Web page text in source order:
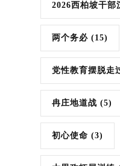
2026西柏坡干部
两个务必 (15)
党性教育摆脱走
冉庄地道战 (5)
初心使命 (3)